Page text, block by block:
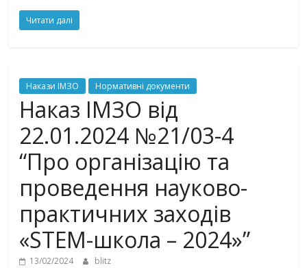
Читати далі
Накази ІМЗО Нормативні документи
Наказ ІМЗО від
22.01.2024 №21/03-4
“Про організацію та
проведення науково-
практичних заходів
«STEM-школа – 2024»”
13/02/2024 blitz